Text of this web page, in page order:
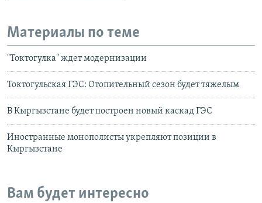
Материалы по теме
"Токтогулка" ждет модернизации
Токтогульская ГЭС: Отопительный сезон будет тяжелым
В Кыргызстане будет построен новый каскад ГЭС
Иностранные монополисты укрепляют позиции в
Кыргызстане
Вам будет интересно